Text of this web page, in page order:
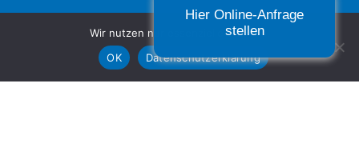
Wir nutzen nur essenzielle Cookies.
OK
Datenschutzerklärung
Hier Online-Anfrage
stellen